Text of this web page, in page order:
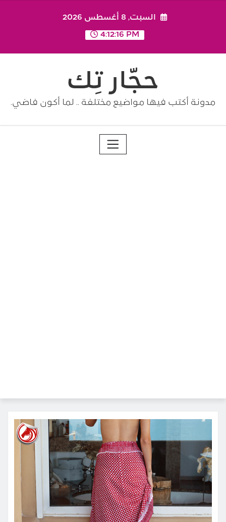
السبت, 8 أغسطس 2026
4:12:16 PM
حجّار تِك
مدونة أكتب فيها مواضيع مختلفة .. لما أكون فاضي.